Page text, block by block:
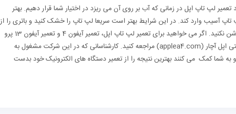
تعمیر لپ تاپ اپل در زمانی که آب بر روی آن می ریزد در اختیار شما قرار دهیم. بهتر
آسیب وارد کند. در این شرایط بهتر است سریعا لپ تاپ را خشک کنید و باتری را از
آن جدا کنید و تا 24 ساعت لپ تاپ را هرگز روشن نکنید. اگر می خواهید برای تعمیر لپ تاپ اپل، تعمیر آیفون 4 و تعمیر آیفون 13 پرو
مکس اقدام کنید، می توانید به فروشگاه اینترنتی اپل آچار (applea4.com) مراجعه کنید. کارشناسانی که در این شرکت مشغول به
شما کمک می کنند بهترین نتیجه را از تعمیر دستگاه های الکترونیک خود بدست